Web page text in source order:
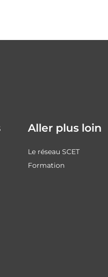
Aller plus loin
Le réseau SCET
Formation